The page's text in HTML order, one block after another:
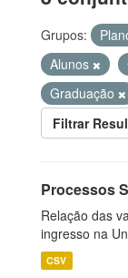
Grupos:
Alunos
Graduação
Filtrar
Processos
Relação das
ingresso na
CSV